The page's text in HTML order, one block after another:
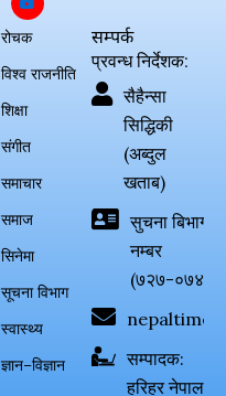
रोचक
विश्व राजनीति
शिक्षा
संगीत
समाचार
समाज
सिनेमा
सूचना विभाग
स्वास्थ्य
ज्ञान–विज्ञान
सम्पर्क
प्रवन्ध निर्देशक:
सैहैन्सा
सिद्धिकी
(अब्दुल
खताब)
सुचना बिभाग
नम्बर
(७२७-०७४-
सम्पादक:
हरिहर नेपाल